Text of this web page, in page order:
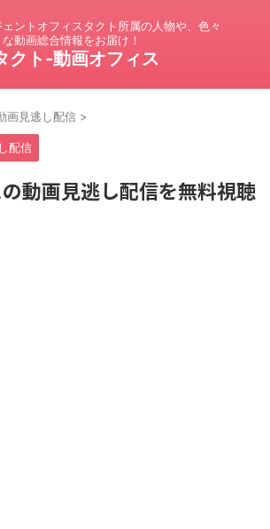
ントオフィスタクト所属の人物や、色々
な動画総合情報をお届け！
クト-動画オフィス
画見逃し配信 >
配信
動画見逃し配信を無料視聴